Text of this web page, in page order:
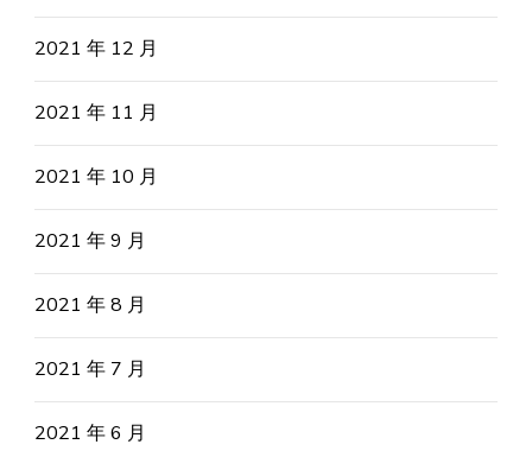
2021 年 12 月
2021 年 11 月
2021 年 10 月
2021 年 9 月
2021 年 8 月
2021 年 7 月
2021 年 6 月